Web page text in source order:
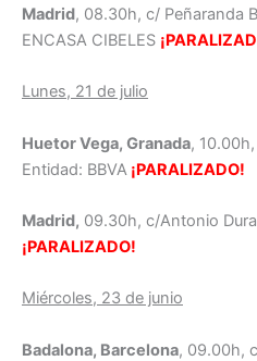
Madrid, 08.30h, c/ Peñaranda
ENCASA CIBELES
Lunes, 21 de julio
Huetor Vega, Granada,
Entidad: BBVA ¡PARALIZADO!
Madrid, 09.30h, c/Antonio
¡PARALIZADO!
Miércoles, 23 de junio
Badalona, Barcelona, 09.00h,